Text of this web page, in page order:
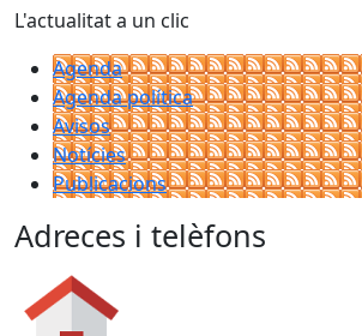
L'actualitat a un clic
Agenda
Agenda política
Avisos
Notícies
Publicacions
Adreces i telèfons